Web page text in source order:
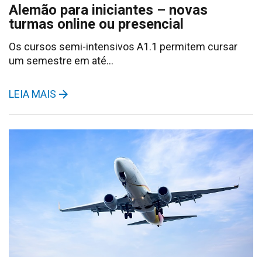
Alemão para iniciantes – novas
turmas online ou presencial
Os cursos semi-intensivos A1.1 permitem cursar
um semestre em até…
LEIA MAIS